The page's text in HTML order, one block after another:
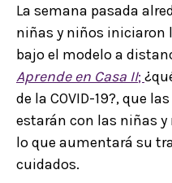
La semana pasada
niñas y niños iniciaron
bajo el modelo a
Aprende en Casa II;
de la COVID-19?, que
estarán con las niñas
lo que aumentará su
cuidados.